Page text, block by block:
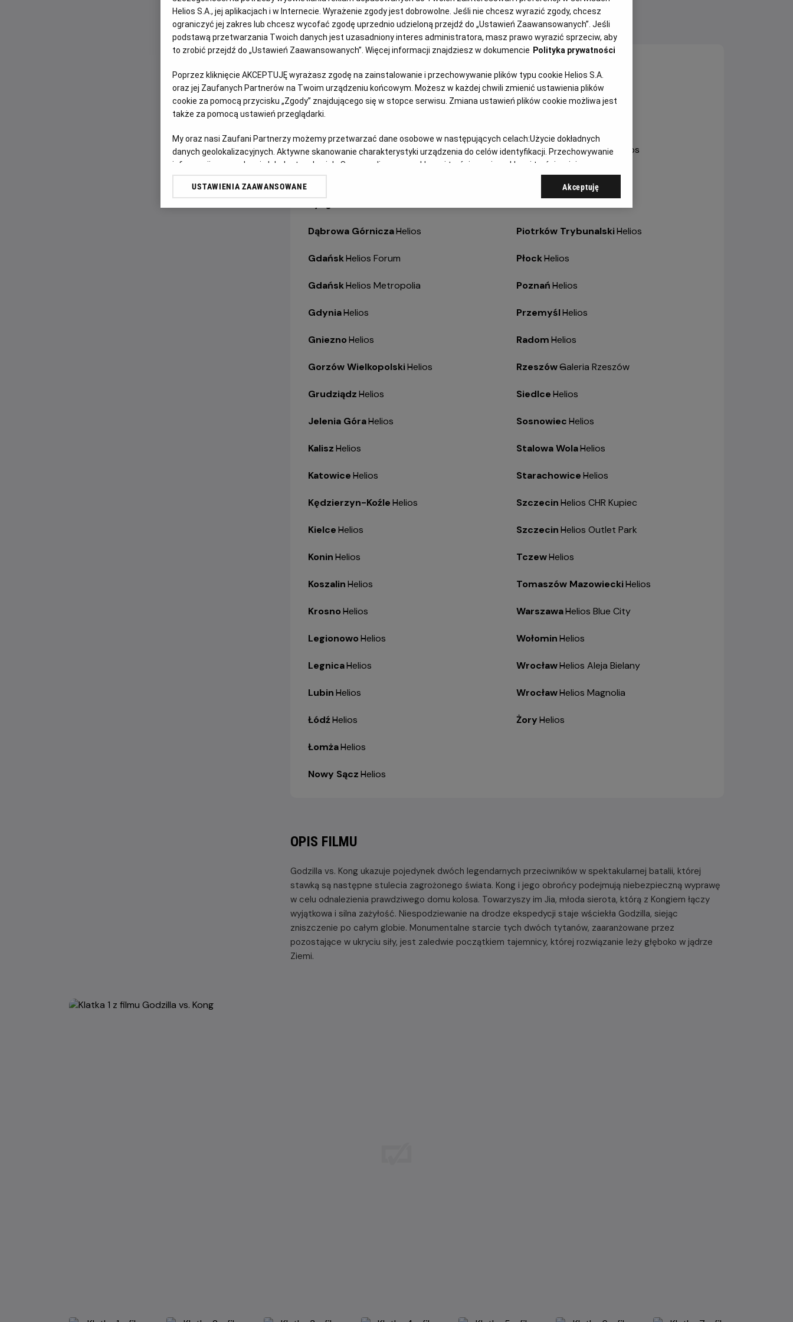
WYBIERZ SWOJE KINO ABY ZOBACZYĆ GODZINY SEANSÓW
Białystok Helios Alfa
Białystok-
Helios Jurowiecka
Bielsko-Biała
Dąbrowa Górnicza-
Helios
Gdańsk-
Helios Forum
Gdańsk-
Helios Metropolia
Gdynia-
Helios
Gniezno-
Helios
Gorzów Wielkopolski-
Helios
Grudziądz-
Helios
Jelenia Góra-
Helios
Kalisz-
Helios
Katowice-
Helios
Kędzierzyn-Koźle-
Helios
Kielce-
Helios
Konin-
Helios
Koszalin-
Helios
Krosno-
Helios
Legionowo-
Helios
Legnica-
Helios
Lubin-
Helios
Łódź-
Helios
Łomża-
Helios
Nowy Sącz-
Helios
Opole Helios Karolinka
Ostrów Wielkopolski- Helios
Pabianice-
Helios
Piotrków Trybunalski-
Helios
Płock-
Helios
Poznań-
Helios
Przemyśl-
Helios
Radom-
Helios
Rzeszów-
Galeria Rzeszów
Siedlce-
Helios
Sosnowiec-
Helios
Stalowa Wola-
Helios
Starachowice-
Helios
Szczecin-
Helios CHR Kupiec
Szczecin-
Helios Outlet Park
Tczew-
Helios
Tomaszów Mazowiecki-
Helios
Warszawa-
Helios Blue City
Wołomin-
Helios
Wrocław-
Helios Aleja Bielany
Wrocław-
Helios Magnolia
Żory-
Helios
OPIS FILMU
Godzilla vs. Kong ukazuje pojedynek dwóch legendarnych przeciwników w spektakularnej batalii, której
stawką są następne stulecia zagrożonego świata. Kong i jego obrońcy podejmują niebezpieczną wyprawę
w celu odnalezienia prawdziwego domu kolosa. Towarzyszy im Jia, młoda sierota, którą z Kongiem łączy
wyjątkowa i silna zażyłość. Niespodziewanie na drodze ekspedycji staje wściekła Godzilla, siejąc
zniszczenie po całym globie. Monumentalne starcie tych dwóch tytanów, zaaranżowane przez
pozostające w ukryciu siły, jest zaledwie początkiem tajemnicy, której rozwiązanie leży głęboko w jądrze
Ziemi.
Helios S.A., jej aplikacjach i w Internecie. Wyrażenie zgody jest dobrowolne. Jeśli nie chcesz wyrazić zgody, chcesz
ograniczyć jej zakres lub chcesz wycofać zgodę uprzednio udzieloną przejdź do „Ustawień Zaawansowanych”. Jeśli
podstawą przetwarzania Twoich danych jest uzasadniony interes administratora, masz prawo wyrazić sprzeciw, aby
to zrobić przejdź do „Ustawień Zaawansowanych”. Więcej informacji znajdziesz w dokumencie Polityka prywatności
Poprzez kliknięcie AKCEPTUJĘ wyrażasz zgodę na zainstalowanie i przechowywanie plików typu cookie Helios S.A.
oraz jej Zaufanych Partnerów na Twoim urządzeniu końcowym. Możesz w każdej chwili zmienić ustawienia plików
cookie za pomocą przycisku „Zgody” znajdującego się w stopce serwisu. Zmiana ustawień plików cookie możliwa jest
także za pomocą ustawień przeglądarki.
My oraz nasi Zaufani Partnerzy możemy przetwarzać dane osobowe w następujących celach:Użycie dokładnych
danych geolokalizacyjnych. Aktywne skanowanie charakterystyki urządzenia do celów identyfikacji. Przechowywanie
informacji na urządzeniu lub dostęp do nich. Spersonalizowane reklamy i treści, pomiar reklam i treści, opinie
odbiorców i ulepszanie usług.
USTAWIENIA ZAAWANSOWANE Akceptuję